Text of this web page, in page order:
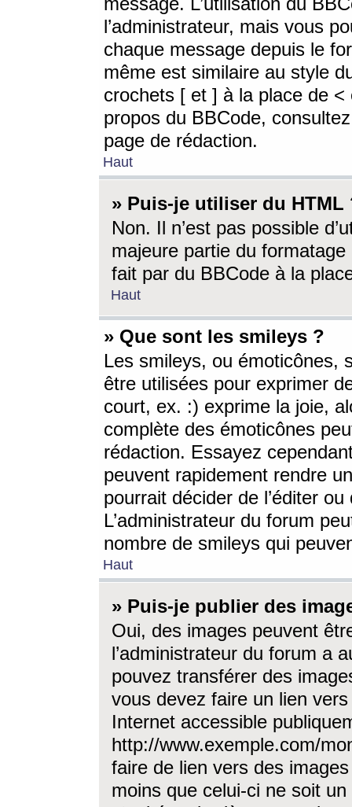
l’administrateur, mais vous
chaque message depuis le
même est similaire au style
crochets [ et ] à la place de <
propos du BBCode,
page de rédaction.
Haut
» Puis-je utiliser du HTML
Non. Il n’est pas possible
majeure partie du
fait par du BBCode à la
Haut
» Que sont les smileys ?
Les smileys, ou émoticônes,
être utilisées pour exprimer
court, ex. :) exprime la joie,
complète des émoticônes
rédaction. Essayez
peuvent rapidement rendre
pourrait décider de l’éditer
L’administrateur du forum
nombre de smileys qui
Haut
» Puis-je publier des
Oui, des images peuvent
l’administrateur du forum a
pouvez transférer des
vous devez faire un lien
Internet accessible
http://www.exemple.com/
faire de lien vers des
moins que celui-ci ne soit